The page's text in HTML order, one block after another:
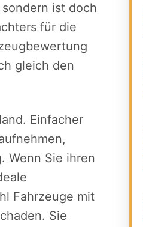
ist doch
für die
gleich den
Einfacher
Wenn Sie ihren
Fahrzeuge mit
Sie